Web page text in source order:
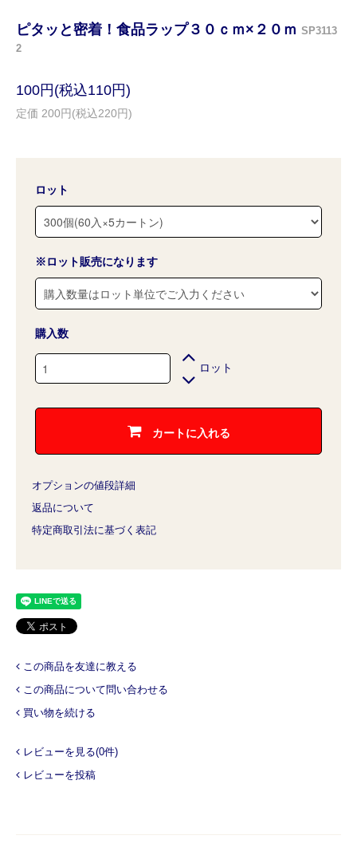
ピタッと密着！食品ラップ３０ｃｍ×２０ｍ SP3113
2
100円(税込110円)
定価 200円(税込220円)
ロット
※ロット販売になります
購入数
ロット
カートに入れる
オプションの値段詳細
返品について
特定商取引法に基づく表記
この商品を友達に教える
この商品について問い合わせる
買い物を続ける
レビューを見る(0件)
レビューを投稿